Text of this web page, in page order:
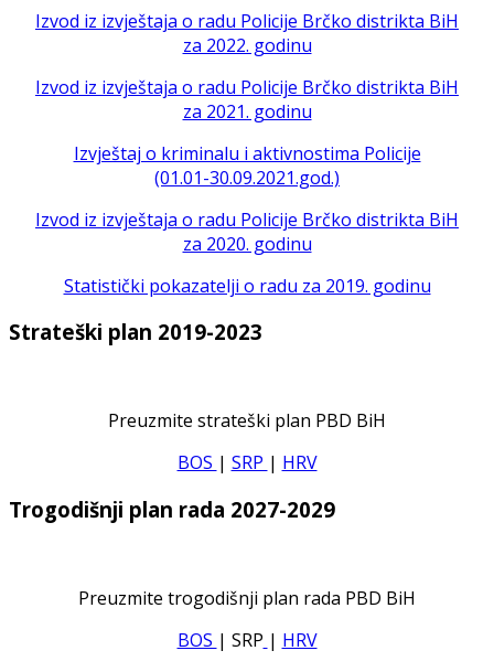
Izvod iz izvještaja o radu Policije Brčko distrikta BiH
za 2022. godinu
Izvod iz izvještaja o radu Policije Brčko distrikta BiH
za 2021. godinu
Izvještaj o kriminalu i aktivnostima Policije
(01.01-30.09.2021.god.)
Izvod iz izvještaja o radu Policije Brčko distrikta BiH
za 2020. godinu
Statistički pokazatelji o radu za 2019. godinu
Strateški plan 2019-2023
Preuzmite strateški plan PBD BiH
BOS | SRP | HRV
Trogodišnji plan rada 2027-2029
Preuzmite trogodišnji plan rada PBD BiH
BOS | SRP | HRV